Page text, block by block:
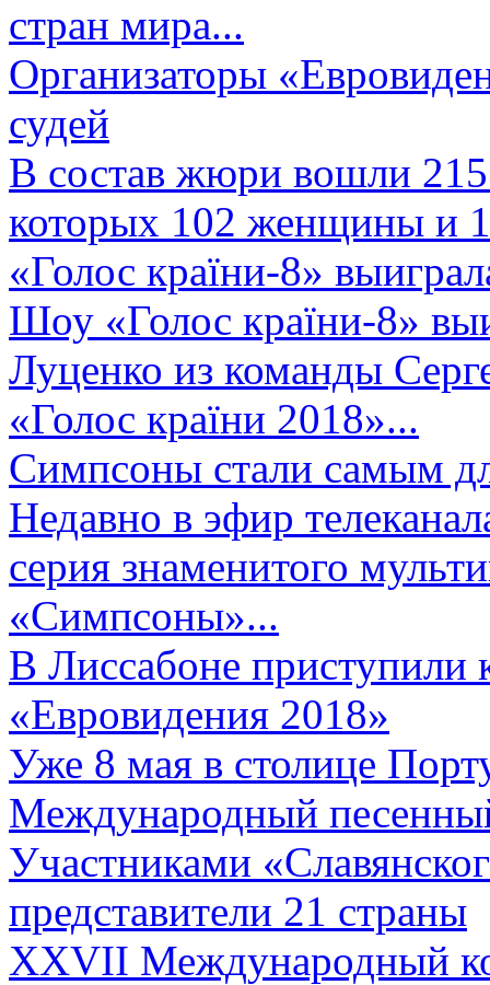
стран мира...
Организаторы
судей
В состав жюри вошли 215
которых 102 женщины и
«Голос країни-8»
Шоу «Голос країни-8»
Луценко из команды
«Голос країни 2018»...
Симпсоны стали самым
Недавно в эфир
серия знаменитого
«Симпсоны»...
В Лиссабоне приступили
«Евровидения 2018»
Уже 8 мая в столице
Международный
Участниками
представители 21 страны
XXVII Международный